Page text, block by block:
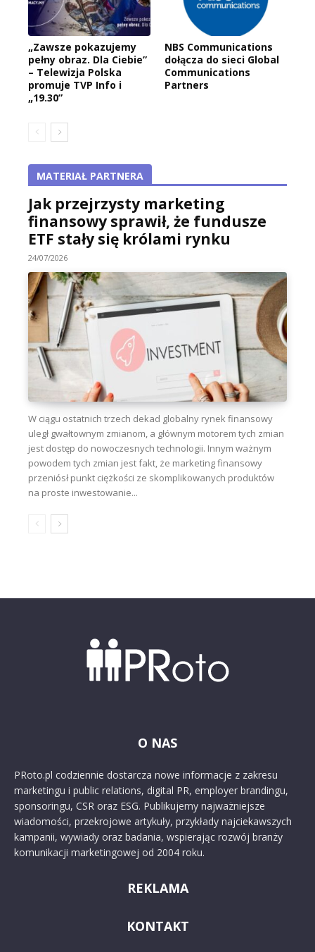
„Zawsze pokazujemy
pełny obraz. Dla Ciebie”
– Telewizja Polska
promuje TVP Info i
„19.30”
NBS Communications
dołącza do sieci Global
Communications
Partners
MATERIAŁ PARTNERA
Jak przejrzysty marketing
finansowy sprawił, że fundusze
ETF stały się królami rynku
24/07/2026
W ciągu ostatnich trzech dekad globalny rynek finansowy
uległ gwałtownym zmianom, a głównym motorem tych zmian
jest dostęp do nowoczesnych technologii. Innym ważnym
powodem tych zmian jest fakt, że marketing finansowy
przeniósł punkt ciężkości ze skomplikowanych produktów
na proste inwestowanie...
O NAS
PRoto.pl codziennie dostarcza nowe informacje z zakresu
marketingu i public relations, digital PR, employer brandingu,
sponsoringu, CSR oraz ESG. Publikujemy najważniejsze
wiadomości, przekrojowe artykuły, przykłady najciekawszych
kampanii, wywiady oraz badania, wspierając rozwój branży
komunikacji marketingowej od 2004 roku.
REKLAMA
KONTAKT